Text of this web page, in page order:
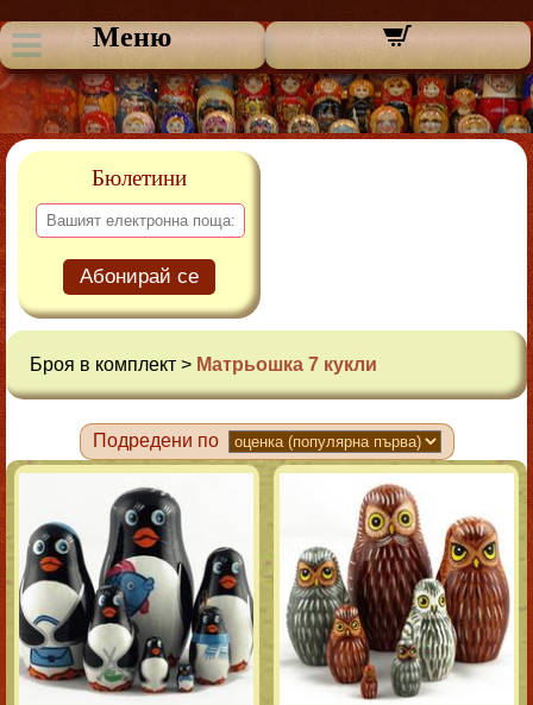
Меню
Бюлетини
Абонирай се
Броя в комплект > Матрьошка 7 кукли
Подредени по